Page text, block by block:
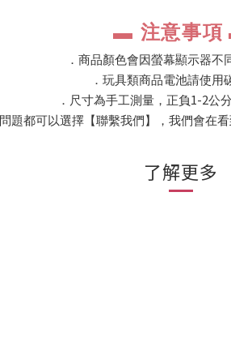
▬ 注意事項
．商品顏色會因螢幕顯示器不
．玩具類商品電池請使用
．尺寸為手工測量，正負1-2公
題都可以選擇【聯繫我們】，我們會在
了解更多